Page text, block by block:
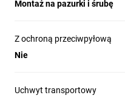
Montaż na pazurki i śrubę
Z ochroną przeciwpyłową
Nie
Uchwyt transportowy